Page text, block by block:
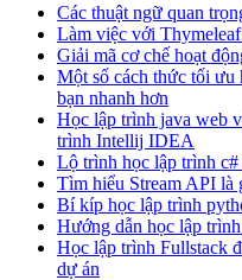
Các thuật ngữ quan
Làm việc với
Giải mã cơ chế hoạt
Một số cách thức tối ưu
bạn nhanh hơn
Học lập trình java web
trình Intellij IDEA
Lộ trình học lập trình
Tìm hiểu Stream API là
Bí kíp học lập trình
Hướng dẫn học lập
Học lập trình Fullstack
dự án